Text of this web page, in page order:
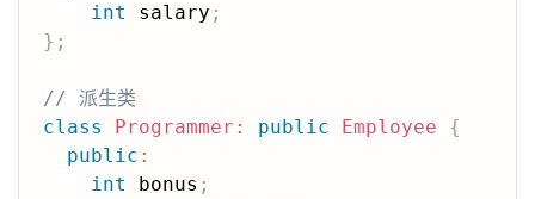
int
salary ;
} ;
// 派生类
class
Programmer : public Employee
{
public :
int
bonus ;